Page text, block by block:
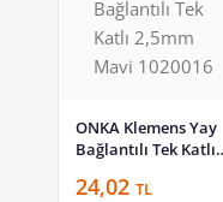
ONKA Klemens Yay
Bağlantılı Tek Katlı
24,02 TL